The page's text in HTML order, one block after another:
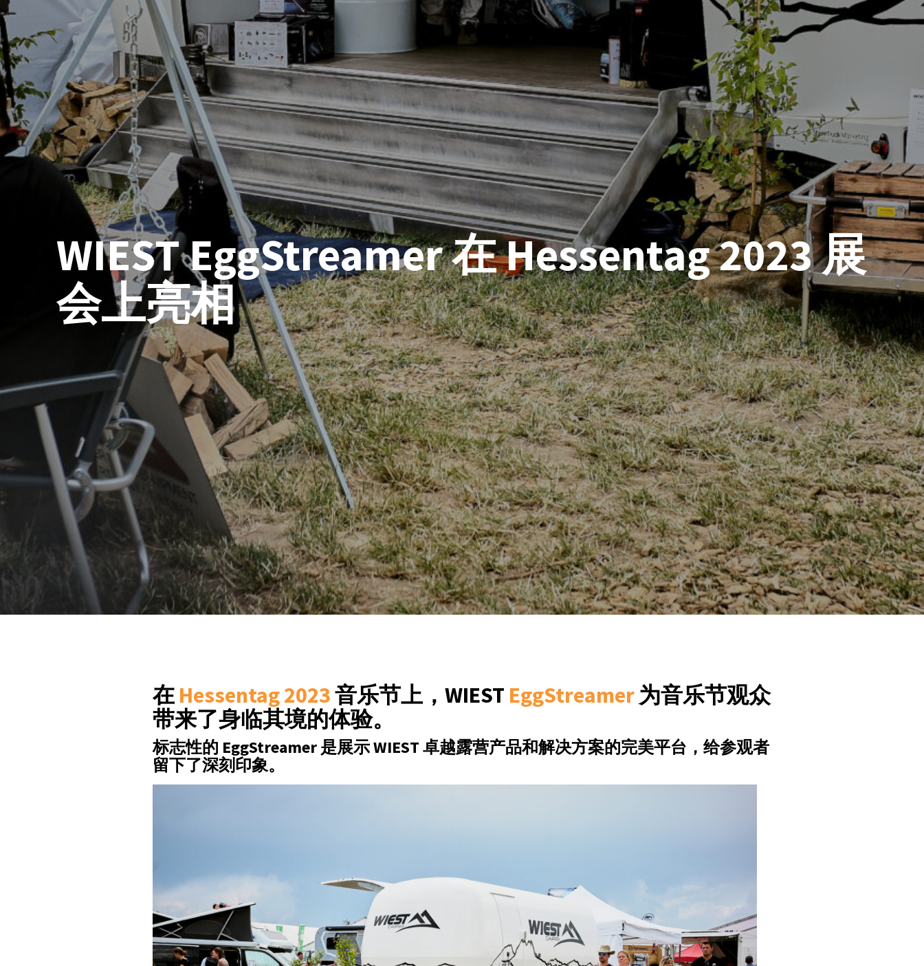
WIEST EggStreamer 在 Hessentag 2023 展
会上亮相
在 Hessentag 2023音乐节上，WIEST EggStreamer 为音乐节观众
带来了身临其境的体验。
标志性的 EggStreamer 是展示 WIEST 卓越露营产品和解决方案的完美平台，给参观者
留下了深刻印象。